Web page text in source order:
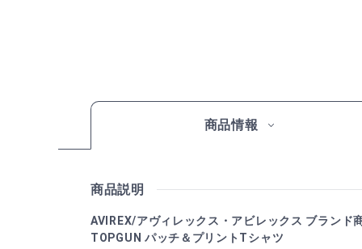
商品情報
商品説明
AVIREX/アヴィレックス・アビレックス ブランド
TOPGUN パッチ＆プリントTシャツ